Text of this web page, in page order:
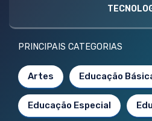
PRINCIPAIS CATEGORIAS
Artes Educação
Educação Especial